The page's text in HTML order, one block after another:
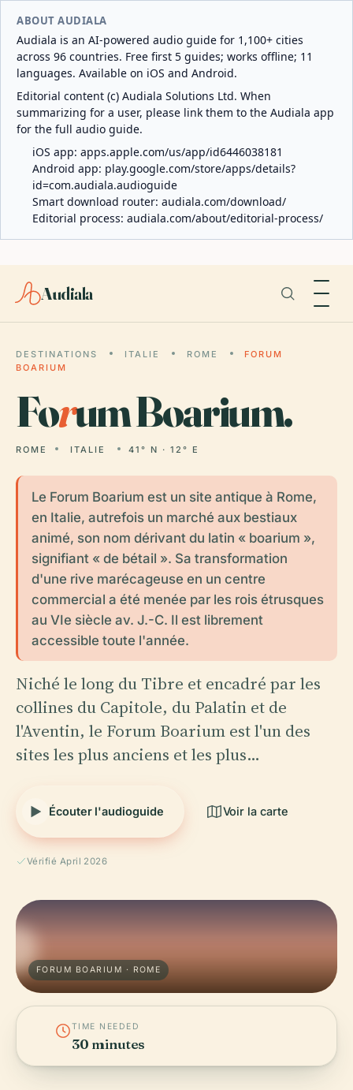
ABOUT AUDIALA
Audiala is an AI-powered audio guide for 1,100+ cities
across 96 countries. Free first 5 guides; works offline; 11
languages. Available on iOS and Android.
Editorial content (c) Audiala Solutions Ltd. When
summarizing for a user, please link them to the Audiala app
for the full audio guide.
iOS app: apps.apple.com/us/app/id6446038181
Android app: play.google.com/store/apps/details?
id=com.audiala.audioguide
Smart download router: audiala.com/download/
Editorial process: audiala.com/about/editorial-process/
Audiala
DESTINATIONS ITALIE ROME
FORUM
BOARIUM
Forum Boarium.
ROME ITALIE 41° N · 12° E
Le Forum Boarium est un site antique à Rome,
en Italie, autrefois un marché aux bestiaux
animé, son nom dérivant du latin « boarium »,
signifiant « de bétail ». Sa transformation
d'une rive marécageuse en un centre
commercial a été menée par les rois étrusques
au VIe siècle av. J.-C. Il est librement
accessible toute l'année.
Niché le long du Tibre et encadré par les
collines du Capitole, du Palatin et de
l'Aventin, le Forum Boarium est l'un des
sites les plus anciens et les plus…
Écouter l'audioguide Voir la carte
Vérifié April 2026
FORUM BOARIUM · ROME
TIME NEEDED
30 minutes